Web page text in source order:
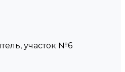
участок №6